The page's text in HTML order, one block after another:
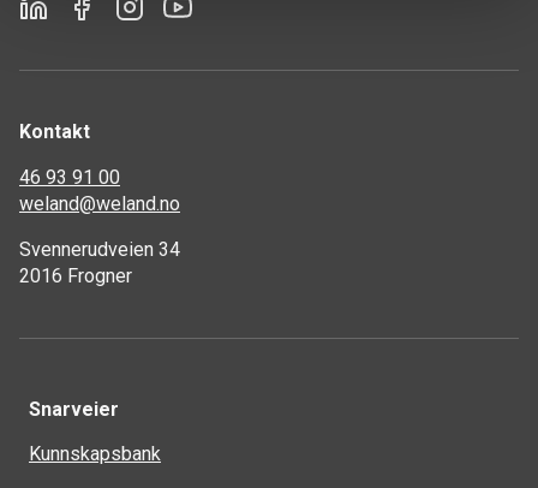
Kontakt
46 93 91 00
weland@weland.no
Svennerudveien 34
2016 Frogner
Snarveier
Kunnskapsbank